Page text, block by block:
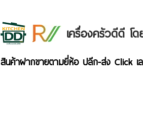
เครื่องครัวดีดี โด
สินค้าฝากขายตามยี่ห้อ ปลีก-ส่ง Click เ